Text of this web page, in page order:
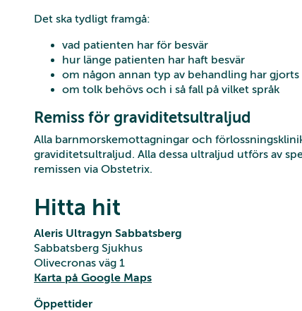
Det ska tydligt framgå:
vad patienten har för besvär
hur länge patienten har haft besvär
om någon annan typ av behandling har
om tolk behövs och i så fall på vilket språk
Remiss för graviditetsultraljud
Alla barnmorskemottagningar och
graviditetsultraljud. Alla dessa ultraljud utförs av
remissen via Obstetrix.
Hitta hit
Aleris Ultragyn Sabbatsberg
Sabbatsberg Sjukhus
Olivecronas väg 1
Karta på Google Maps
Öppettider